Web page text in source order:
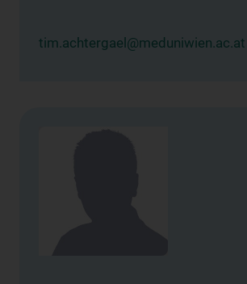
tim.achtergael@meduniwien.ac.at